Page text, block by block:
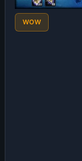
WOW